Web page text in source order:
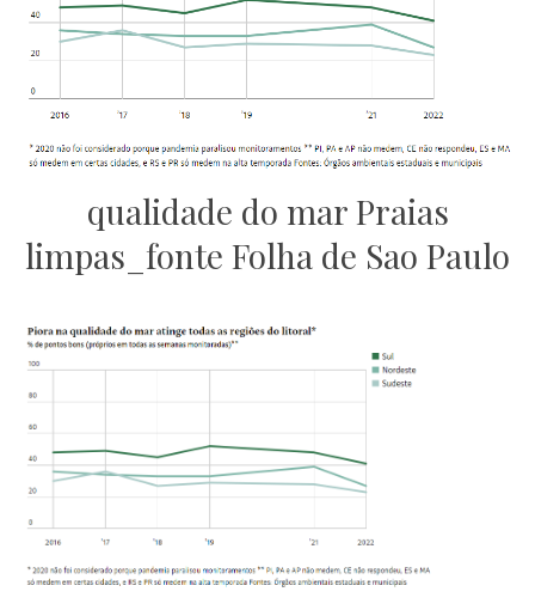
qualidade do mar Praias
limpas_fonte Folha de Sao Paulo